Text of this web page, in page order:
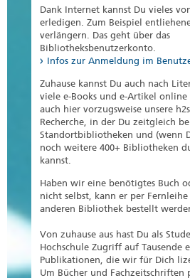
Dank Internet kannst Du vieles
erledigen. Zum Beispiel
verlängern. Das geht über das
Bibliotheksbenutzerkonto.
Infos zur Anmeldung im
Zuhause kannst Du auch nach
viele e-Books und e-Artikel online
auch hier vorzugsweise unsere
Recherche, in der Du zeitgleich
Standortbibliotheken und (wenn
noch weitere 400+ Bibliotheken
kannst.
Haben wir eine benötigtes Buch
nicht selbst, kann er per Fernleihe
anderen Bibliothek bestellt
Von zuhause aus hast Du als
Hochschule Zugriff auf Tausende
Publikationen, die wir für Dich
Um Bücher und Fachzeitschriften